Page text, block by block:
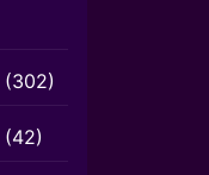
(302)
(42)